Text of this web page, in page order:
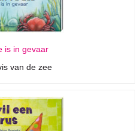
is in gevaar
van de zee